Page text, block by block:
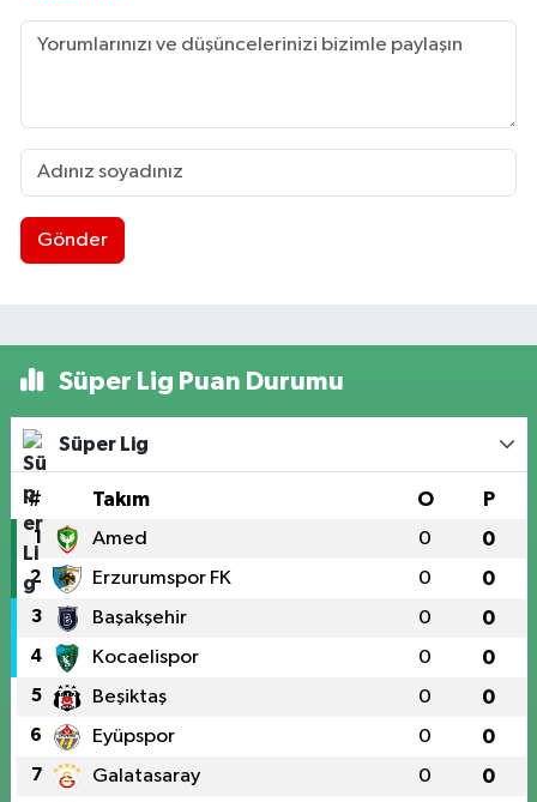
Gönder
Süper Lig Puan Durumu
Süper Lig
# Takım O P
1 Amed 0 0
2 Erzurumspor FK 0 0
3 Başakşehir 0 0
4 Kocaelispor 0 0
5 Beşiktaş 0 0
6 Eyüpspor 0 0
7 Galatasaray 0 0